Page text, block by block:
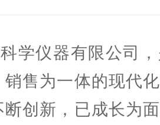
学仪器有限公司
销售为一体的现代
创新，已成长为